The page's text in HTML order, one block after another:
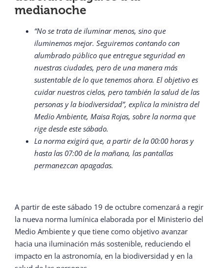
medianoche
“No se trata de iluminar menos, sino que
iluminemos mejor. Seguiremos contando con
alumbrado público que entregue seguridad en
nuestras ciudades, pero de una manera más
sustentable de lo que tenemos ahora. El objetivo es
cuidar nuestros cielos, pero también la salud de las
personas y la biodiversidad”, explica la ministra del
Medio Ambiente, Maisa Rojas, sobre la norma que
rige desde este sábado.
La norma exigirá que, a partir de la 00:00 horas y
hasta las 07:00 de la mañana, las pantallas
permanezcan apagadas.
A partir de este sábado 19 de octubre comenzará a regir
la nueva norma lumínica elaborada por el Ministerio del
Medio Ambiente y que tiene como objetivo avanzar
hacia una iluminación más sostenible, reduciendo el
impacto en la astronomía, en la biodiversidad y en la